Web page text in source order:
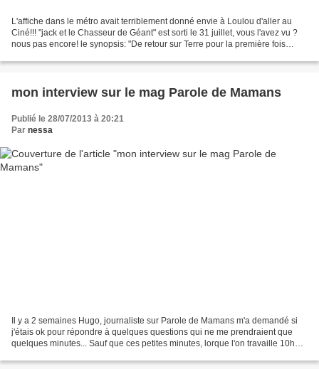
L'affiche dans le métro avait terriblement donné envie à Loulou d'aller au
Ciné!!! "jack et le Chasseur de Géant" est sorti le 31 juillet, vous l'avez vu ?
nous pas encore! le synopsis: "De retour sur Terre pour la première fois
mon interview sur le mag Parole de Mamans
Publié le 28/07/2013 à 20:21
Par nessa
Il y a 2 semaines Hugo, journaliste sur Parole de Mamans m'a demandé si
j'étais ok pour répondre à quelques questions qui ne me prendraient que
quelques minutes... Sauf que ces petites minutes, lorque l'on travaille 10h00